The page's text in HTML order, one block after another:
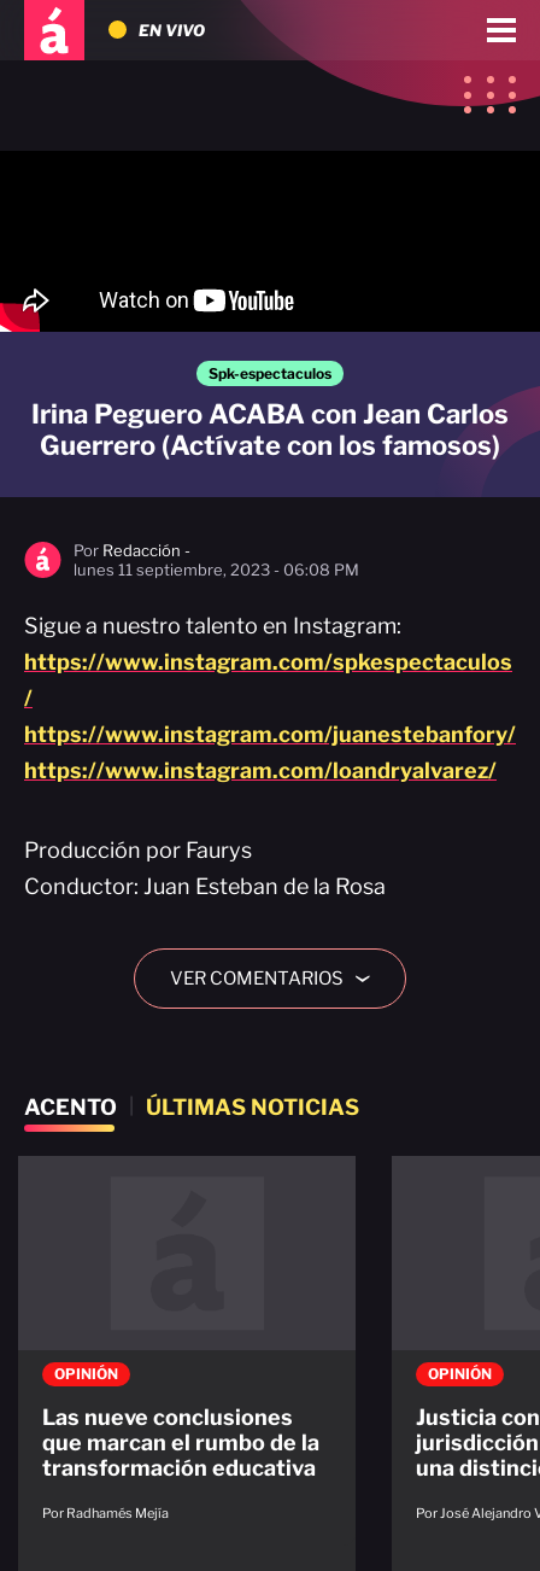
EN VIVO
Spk-espectaculos
Irina Peguero ACABA con Jean Carlos
Guerrero (Actívate con los famosos)
Por Redacción -
lunes 11 septiembre, 2023 - 06:08 PM
Sigue a nuestro talento en Instagram:
https://www.instagram.com/spkespectaculos
/
https://www.instagram.com/juanestebanfory/
https://www.instagram.com/loandryalvarez/
Producción por Faurys
Conductor: Juan Esteban de la Rosa
VER COMENTARIOS ›
ACENTO ÚLTIMAS NOTICIAS
OPINIÓN
Las nueve conclusiones
que marcan el rumbo de la
transformación educativa
Por Radhamés Mejía
OPINIÓN
Justicia
una
Por José Alejandro